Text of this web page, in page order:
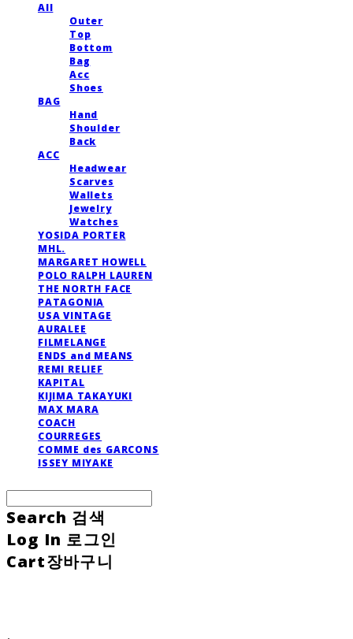
All
Outer
Top
Bottom
Bag
Acc
Shoes
BAG
Hand
Shoulder
Back
ACC
Headwear
Scarves
Wallets
Jewelry
Watches
YOSIDA PORTER
MHL.
MARGARET HOWELL
POLO RALPH LAUREN
THE NORTH FACE
PATAGONIA
USA VINTAGE
AURALEE
FILMELANGE
ENDS and MEANS
REMI RELIEF
KAPITAL
KIJIMA TAKAYUKI
MAX MARA
COACH
COURREGES
COMME des GARCONS
ISSEY MIYAKE
Search 검색
Log In 로그인
Cart장바구니